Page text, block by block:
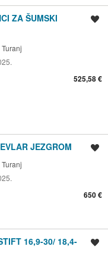
ZA ŠUMSKI
525,58 €
JEZGROM
650 €
16,9-30/ 18,4-